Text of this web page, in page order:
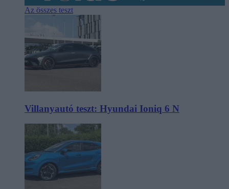
Az összes teszt
Villanyautó teszt: Hyundai Ioniq 6 N